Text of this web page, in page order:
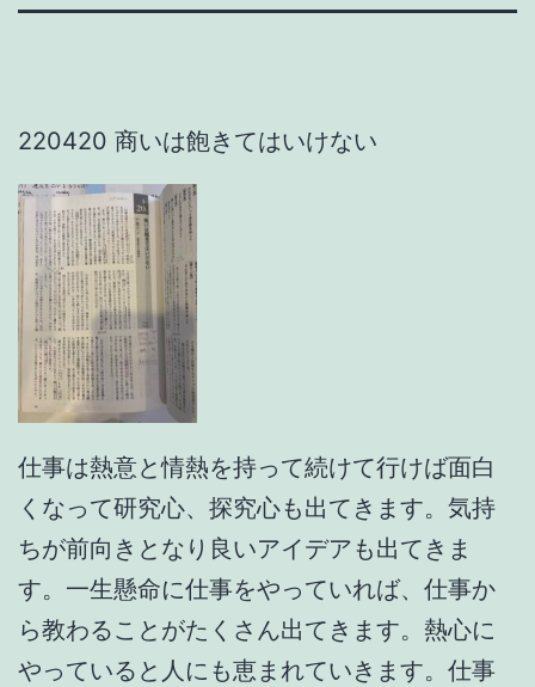
220420 商いは飽きてはいけない
仕事は熱意と情熱を持って続けて行けば面白
くなって研究心、探究心も出てきます。気持
ちが前向きとなり良いアイデアも出てきま
す。一生懸命に仕事をやっていれば、仕事か
ら教わることがたくさん出てきます。熱心に
やっていると人にも恵まれていきます。仕事